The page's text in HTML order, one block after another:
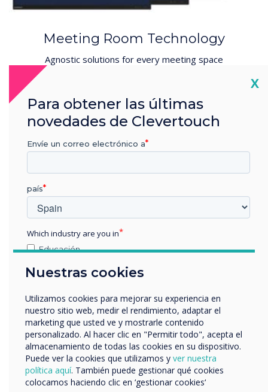
Meeting Room Technology
Agnostic solutions for every meeting space
Digital Signage & Room Booking
Unlocks a new communication channel.
Discover the solutions
Nuestras cookies
Utilizamos cookies para mejorar su experiencia en
nuestro sitio web, medir el rendimiento, adaptar el
marketing que usted ve y mostrarle contenido
personalizado. Al hacer clic en "Permitir todo", acepta el
almacenamiento de todas las cookies en su dispositivo.
Puede ver la cookies que utilizamos y ver nuestra
política aquí. También puede gestionar qué cookies
colocamos haciendo clic en ‘gestionar cookies‘
X
Para obtener las últimas
novedades de Clevertouch
Envíe un correo electrónico a
país
Which industry are you in
Educación
Otros
nombre de empresa
Nos gustaría comunicarnos con usted acerca de
nuestros productos y servicios por correo electrónico,
teléfono o correo postal.
Acepto recibir otras comunicaciones de